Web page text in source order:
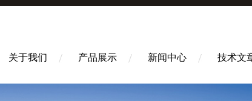
关于我们 产品展示 新闻中心 技术文